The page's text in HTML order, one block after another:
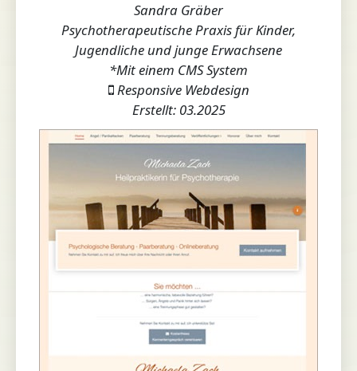
Sandra Gräber
Psychotherapeutische Praxis für Kinder,
Jugendliche und junge Erwachsene
*Mit einem CMS System
Responsive Webdesign
Erstellt: 03.2025